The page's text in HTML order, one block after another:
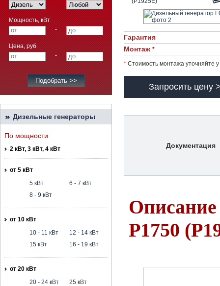
Мощность, кВт
-
Цена, руб
-
Дизельные генераторы
По мощности
2 кВт, 3 кВт, 4 кВт
от 5 кВт
5 кВт
6 - 7 кВт
8 - 9 кВт
от 10 кВт
10 - 11 кВт
12 - 14 кВт
15 кВт
16 - 19 кВт
от 20 кВт
20 - 24 кВт
25 кВт
Гарантия
Монтаж *
* Стоимость монтажа уточняйте
Запросить цену
Документация
Описание
P1750